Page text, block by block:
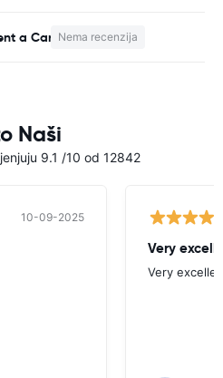
a Car Nema recenzija
Naši
9.1 /10 od 12842
10-09-2025
Very
Very